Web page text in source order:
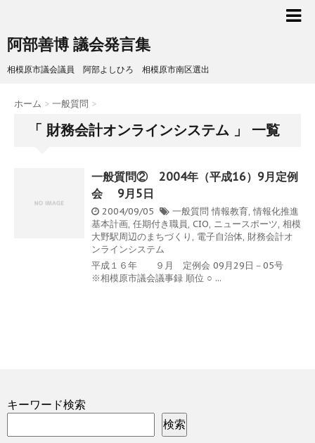
阿部善博 議会発言集
相模原市議会議員 阿部よしひろ 相模原市南区選出
ホーム > 一般質問 >
「 財務会計オンラインシステム 」 一覧
一般質問② 2004年（平成16）9月定例
会 9月5日
2004/09/05 一般質問 情報教育, 情報化推進
基本計画, 任期付き職員, CIO, ニュースポーツ, 相模
大野駅周辺のまちづくり , 電子自治体, 財務会計オ
ンラインシステム
平成１６年 ９月 定例会 09月29日－05号
※相模原市議会議事録 順位 ○ ...
キーワード検索
検索